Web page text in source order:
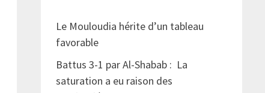
Le Mouloudia hérite d’un tableau
favorable
Battus 3-1 par Al-Shabab : La
saturation a eu raison des